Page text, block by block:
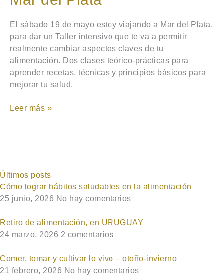
El sábado 19 de mayo estoy viajando a Mar del Plata,
para dar un Taller intensivo que te va a permitir
realmente cambiar aspectos claves de tu
alimentación. Dos clases teórico-prácticas para
aprender recetas, técnicas y principios básicos para
mejorar tu salud.
Leer más »
Últimos posts
Cómo lograr hábitos saludables en la alimentación
25 junio, 2026 No hay comentarios
Retiro de alimentación, en URUGUAY
24 marzo, 2026 2 comentarios
Comer, tomar y cultivar lo vivo – otoño-invierno
21 febrero, 2026 No hay comentarios